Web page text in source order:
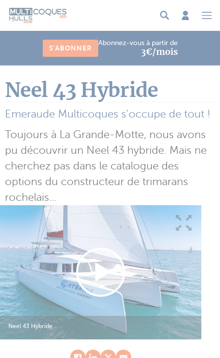
S'ABONNER
Abonnez-vous à partir de
3€/mois
Neel 43 Hybride
Emeraude Multicoques s’occupe de tout !
Toujours à La Grande-Motte, nous avons
pu découvrir un Neel 43 hybride. Mais ne
cherchez pas dans le catalogue des
options du constructeur de trimarans
rochelais...
Neel 43 Hybride